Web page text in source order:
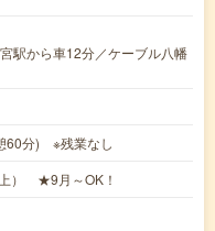
駅から車12分／ケーブル八幡
60分) ※残業なし
） ★9月～OK！